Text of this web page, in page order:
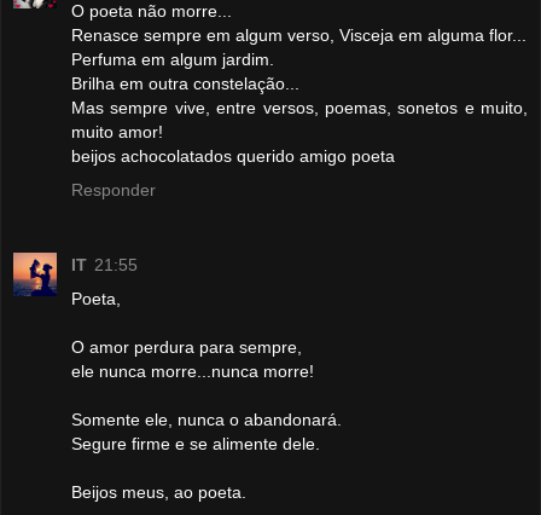
O poeta não morre...
Renasce sempre em algum verso, Visceja em alguma flor...
Perfuma em algum jardim.
Brilha em outra constelação...
Mas sempre vive, entre versos, poemas, sonetos e muito,
muito amor!
beijos achocolatados querido amigo poeta
Responder
IT 21:55
Poeta,
O amor perdura para sempre,
ele nunca morre...nunca morre!
Somente ele, nunca o abandonará.
Segure firme e se alimente dele.
Beijos meus, ao poeta.